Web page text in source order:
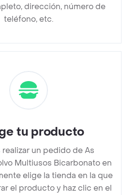
dirección, número de
teléfono, etc.
tu producto
realizar un pedido de As
Multiusos Bicarbonato en
elige la tienda en la que
el producto y haz clic en el